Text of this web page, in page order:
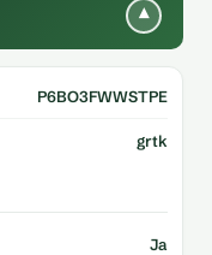
▾
P6BO3FWWSTPE
grtk
Ja